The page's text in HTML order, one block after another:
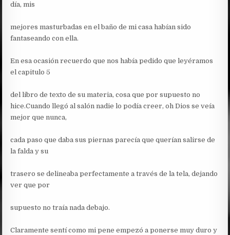
día, mis
mejores masturbadas en el baño de mi casa habían sido
fantaseando con ella.
En esa ocasión recuerdo que nos había pedido que leyéramos
el capitulo 5
del libro de texto de su materia, cosa que por supuesto no
hice.Cuando llegó al salón nadie lo podía creer, oh Dios se veía
mejor que nunca,
cada paso que daba sus piernas parecía que querían salirse de
la falda y su
trasero se delineaba perfectamente a través de la tela, dejando
ver que por
supuesto no traía nada debajo.
Claramente sentí como mi pene empezó a ponerse muy duro y